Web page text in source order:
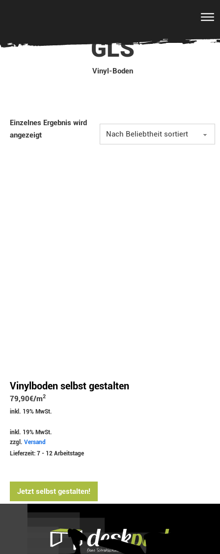
GLS
Vinyl-Boden
Einzelnes Ergebnis wird
angezeigt
Vinylboden selbst gestalten
79,90€/m2
inkl. 19% MwSt.
inkl. 19% MwSt.
zzgl. Versand
Lieferzeit: 7 - 12 Arbeitstage
Jetzt selbst gestalten!